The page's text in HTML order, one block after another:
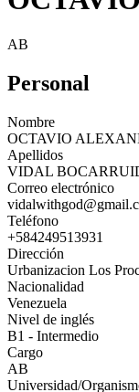
AB
Personal
Nombre
OCTAVIO
Apellidos
VIDAL
Correo electrónico
Teléfono
+584249513931
Dirección
Urbanizacion Los
Nacionalidad
Venezuela
Nivel de inglés
B1 - Intermedio
Cargo
AB
Universidad/